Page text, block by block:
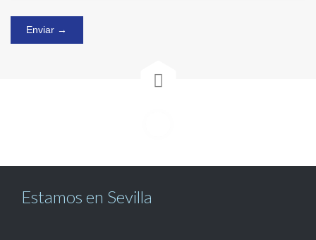

Estamos en Sevilla